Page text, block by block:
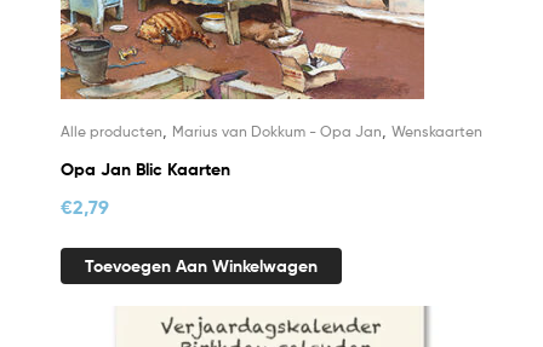
Alle producten, Marius van Dokkum - Opa Jan, Wenskaarten
Opa Jan Blic Kaarten
€2,79
Toevoegen Aan Winkelwagen